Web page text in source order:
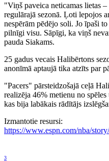
"Viņš paveica neticamas lietas –
regulārajā sezonā. Ļoti lepojos
nespērām pēdējo soli. Jo īpaši
pilnīgi visu. Sāpīgi, ka viņš
pauda Siakams.
25 gadus vecais Halibērtons
anonīmā aptaujā tika atzīts par
"Pacers" pārsteidzošajā ceļā
realizēja 46% metienu no
kas bija labākais rādītājs
Izmantotie resursi:
https://www.espn.com/nba/
3